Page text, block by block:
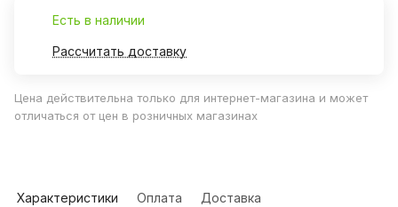
Есть в наличии
Рассчитать доставку
Цена действительна только для интернет-магазина и может
отличаться от цен в розничных магазинах
Характеристики Оплата Доставка